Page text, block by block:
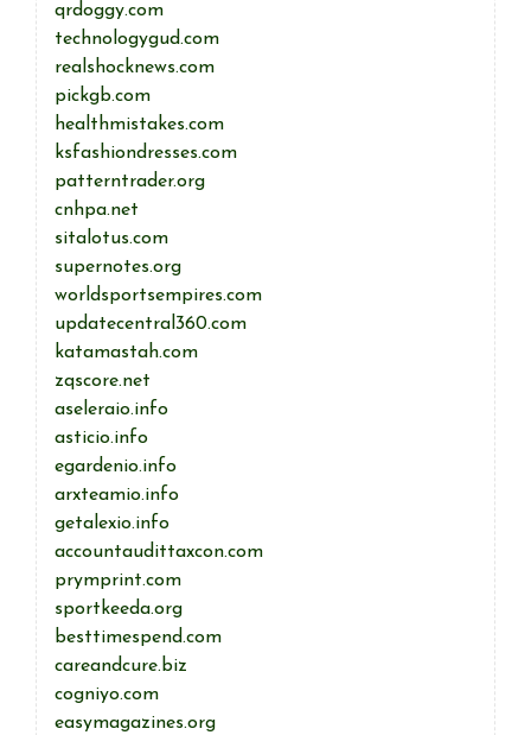
qrdoggy.com
technologygud.com
realshocknews.com
pickgb.com
healthmistakes.com
ksfashiondresses.com
patterntrader.org
cnhpa.net
sitalotus.com
supernotes.org
worldsportsempires.com
updatecentral360.com
katamastah.com
zqscore.net
aseleraio.info
asticio.info
egardenio.info
arxteamio.info
getalexio.info
accountaudittaxcon.com
prymprint.com
sportkeeda.org
besttimespend.com
careandcure.biz
cogniyo.com
easymagazines.org